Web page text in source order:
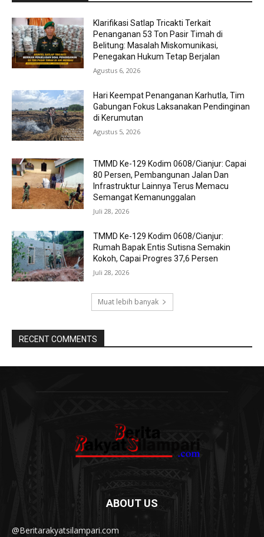
Klarifikasi Satlap Tricakti Terkait
Penanganan 53 Ton Pasir Timah di
Belitung: Masalah Miskomunikasi,
Penegakan Hukum Tetap Berjalan
Agustus 6, 2026
Hari Keempat Penanganan Karhutla, Tim
Gabungan Fokus Laksanakan Pendinginan
di Kerumutan
Agustus 5, 2026
TMMD Ke-129 Kodim 0608/Cianjur: Capai
80 Persen, Pembangunan Jalan Dan
Infrastruktur Lainnya Terus Memacu
Semangat Kemanunggalan
Juli 28, 2026
TMMD Ke-129 Kodim 0608/Cianjur:
Rumah Bapak Entis Sutisna Semakin
Kokoh, Capai Progres 37,6 Persen
Juli 28, 2026
Muat lebih banyak
RECENT COMMENTS
ABOUT US
@Beritarakyatsilampari.com